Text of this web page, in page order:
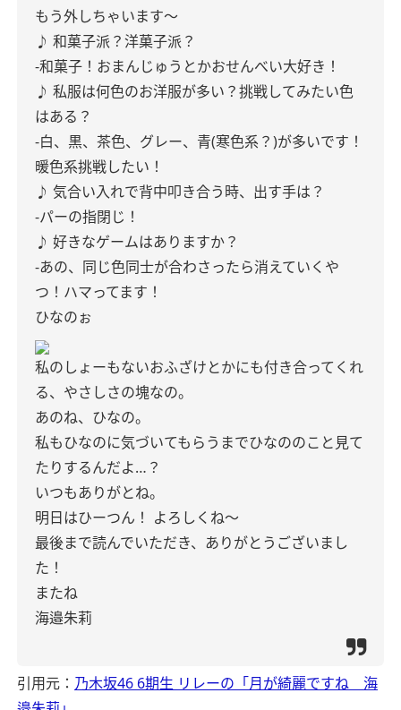
もう外しちゃいます〜
♪ 和菓子派？洋菓子派？
-和菓子！おまんじゅうとかおせんべい大好き！
♪ 私服は何色のお洋服が多い？挑戦してみたい色
はある？
-白、黒、茶色、グレー、青(寒色系？)が多いです！
暖色系挑戦したい！
♪ 気合い入れで背中叩き合う時、出す手は？
-パーの指閉じ！
♪ 好きなゲームはありますか？
-あの、同じ色同士が合わさったら消えていくや
つ！ハマってます！
ひなのぉ
私のしょーもないおふざけとかにも付き合ってくれ
る、やさしさの塊なの。
あのね、ひなの。
私もひなのに気づいてもらうまでひなののこと見て
たりするんだよ…？
いつもありがとね。
明日はひーつん！ よろしくね〜
最後まで読んでいただき、ありがとうございまし
た！
またね
海邉朱莉
引用元： 乃木坂46 6期生 リレーの「月が綺麗ですね 海